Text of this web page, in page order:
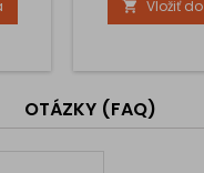
 Vložiť
OTÁZKY (FAQ)